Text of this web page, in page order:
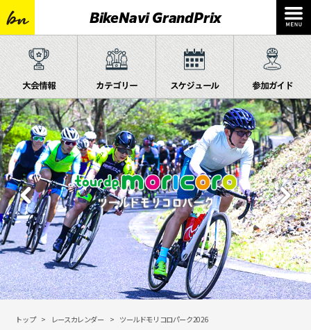
BikeNavi GrandPrix
大会情報 カテゴリー スケジュール 参加ガイド
トップ レースカレンダー ツールドモリコロパーク2026